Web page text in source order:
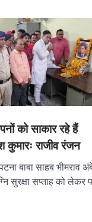
को साकार रहे हैं
कुमारः राजीव रंजन
बाबा साहब भीमराव
सुरक्षा सप्ताह को लेकर